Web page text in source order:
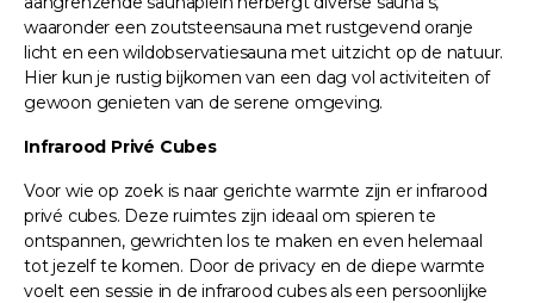
waaronder een zoutsteensauna met rustgevend oranje
licht en een wildobservatiesauna met uitzicht op de natuur.
Hier kun je rustig bijkomen van een dag vol activiteiten of
gewoon genieten van de serene omgeving.
Infrarood Privé Cubes
Voor wie op zoek is naar gerichte warmte zijn er infrarood
privé cubes. Deze ruimtes zijn ideaal om spieren te
ontspannen, gewrichten los te maken en even helemaal
tot jezelf te komen. Door de privacy en de diepe warmte
voelt een sessie in de infrarood cubes als een persoonlijke